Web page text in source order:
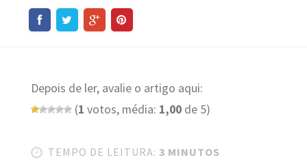
Depois de ler, avalie o artigo aqui:
(1 votos, média: 1,00de 5)
TEMPO DE LEITURA: 3 MINUTOS